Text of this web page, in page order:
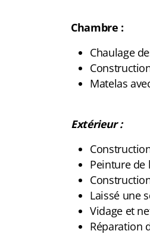
Chambre :
Chaulage
Matelas
Extérieur :
Peinture de
Laissé une
Vidage et
Réparation